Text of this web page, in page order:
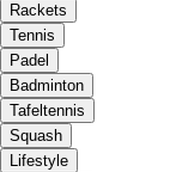
Rackets
Tennis
Padel
Badminton
Tafeltennis
Squash
Lifestyle